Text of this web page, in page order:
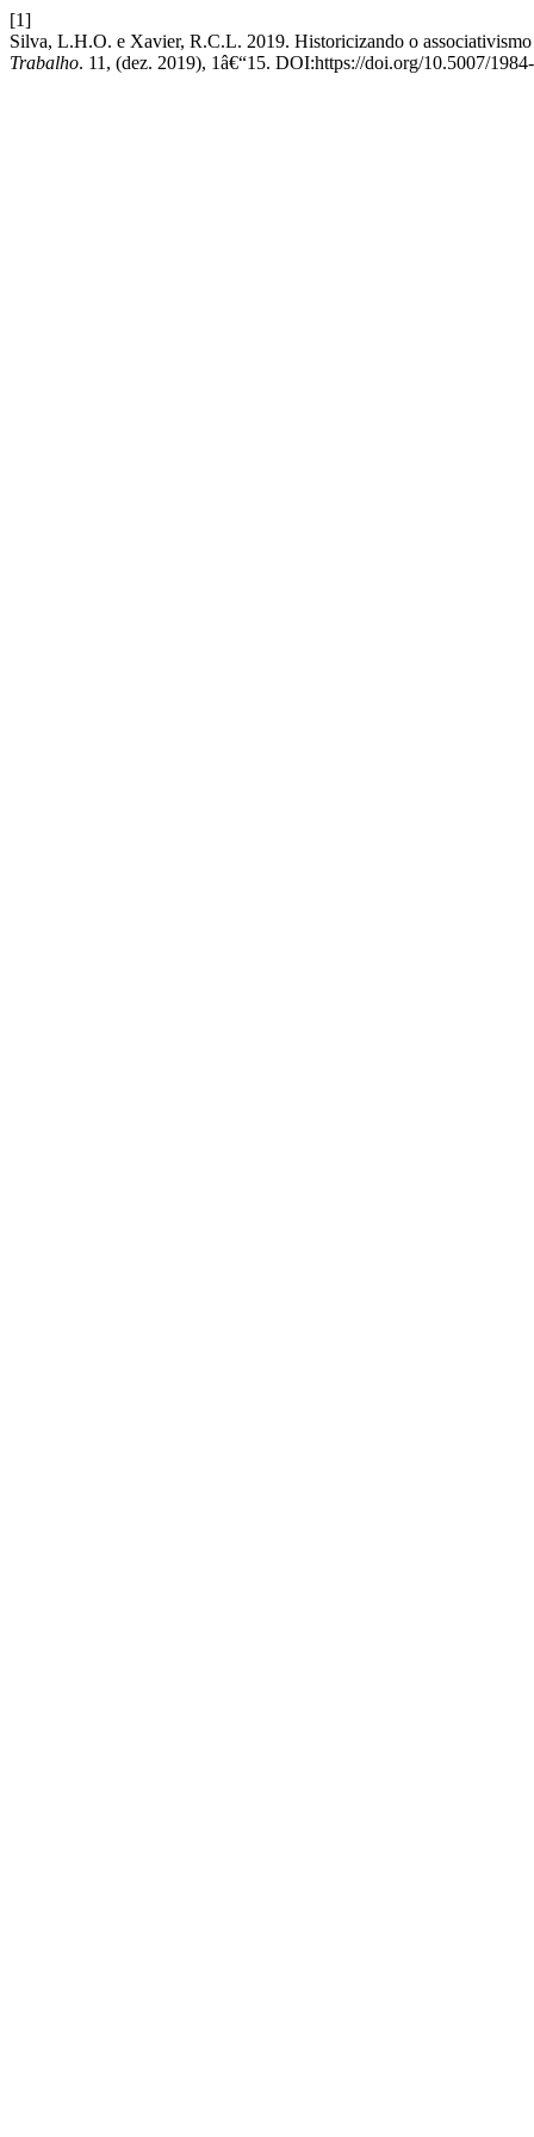
[1]
Silva, L.H.O. e Xavier, R.C.L. 2019. Historicizando o
Trabalho. 11, (dez. 2019), 1â€“15. DOI:https://doi.org/10.5007/